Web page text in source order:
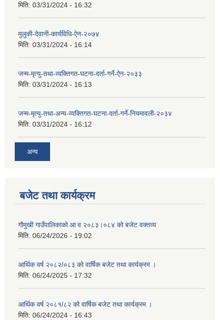
मिति: 03/31/2024 - 16:32
मुलुकी-देवानी-कार्यविधि-ऐन-२०७४
मिति: 03/31/2024 - 16:14
जन्म-मृत्यु-तथा-व्यक्तिगत-घटना-दर्ता-गर्ने-ऐन-२०३३
मिति: 03/31/2024 - 16:13
जन्म-मृत्यु-तथा-अन्य-व्यक्तिगत-घटना-दर्ता-गर्ने-नियमावली-२०३४
मिति: 03/31/2024 - 16:12
अन्य
बजेट तथा कार्यक्रम
गौमुखी गाउँपालिकाको आ व २०८३।०८४ को बजेट वक्तव्य
मिति: 06/24/2026 - 19:02
आर्थिक वर्ष २०८२/०८३ को वार्षिक बजेट तथा कार्यक्रम ।
मिति: 06/24/2025 - 17:32
आर्थिक वर्ष २०८१/८२ को वार्षिक बजेट तथा कार्यक्रम ।
मिति: 06/24/2024 - 16:43